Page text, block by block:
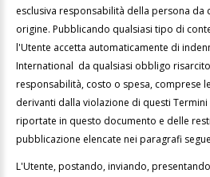
esclusiva responsabilità della persona da
origine. Pubblicando qualsiasi tipo di
l'Utente accetta automaticamente di
International da qualsiasi obbligo
responsabilità, costo o spesa, comprese
derivanti dalla violazione di questi
riportate in questo documento e delle
pubblicazione elencate nei paragrafi
L'Utente, postando, inviando,